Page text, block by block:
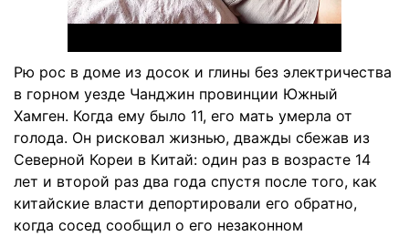
Рю рос в доме из досок и глины без электричества
в горном уезде Чанджин провинции Южный
Хамген. Когда ему было 11, его мать умерла от
голода. Он рисковал жизнью, дважды сбежав из
Северной Кореи в Китай: один раз в возрасте 14
лет и второй раз два года спустя после того, как
китайские власти депортировали его обратно,
когда сосед сообщил о его незаконном